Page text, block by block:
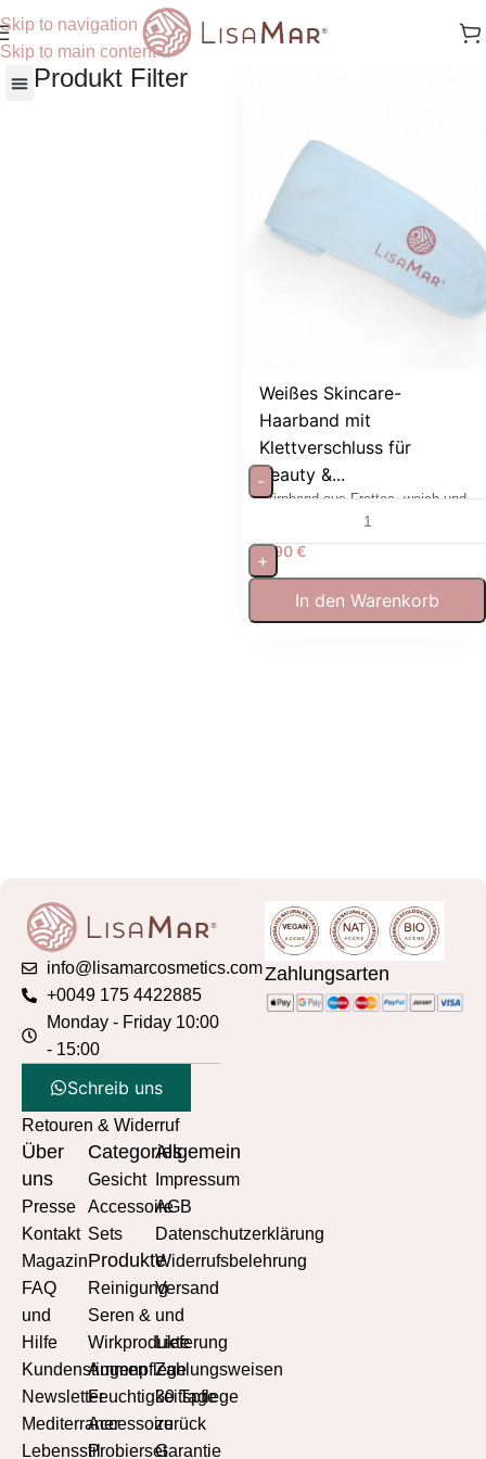
Skip to navigation
Skip to main content
Produkt Filter
Weißes Skincare-
Haarband mit
Klettverschluss für
Beauty &...
Stirnband aus Frottee, weich und
waschbar für Gesichtspflege
5,90€
-
+
In den Warenkorb
info@lisamarcosmetics.com
+0049 175 4422885
Monday - Friday 10:00
- 15:00
Schreib uns
Retouren & Widerruf
Über
uns
Presse
Kontakt
Magazin
FAQ
und
Hilfe
Kundenstimmen
Newsletter
Mediterraner
Lebensstil
Categories
Gesicht
Accessoire
Sets
Produkte
Reinigung
Seren &
Wirkprodukte
Augenpflege
Feuchtigkeitspflege
Accessoire
Probierset
Allgemein
Impressum
AGB
Datenschutzerklärung
Widerrufsbelehrung
Versand
und
Lieferung
Zahlungsweisen
30 Tage
zurück
Garantie
Zahlungsarten